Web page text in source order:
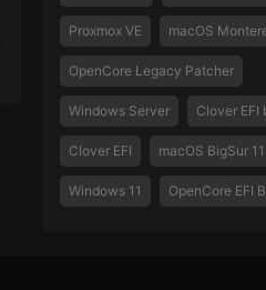
Proxmox VE macOS
OpenCore Legacy Patcher
Windows Server Clover EFI
Clover EFI macOS BigSur 11
Windows 11 OpenCore EFI